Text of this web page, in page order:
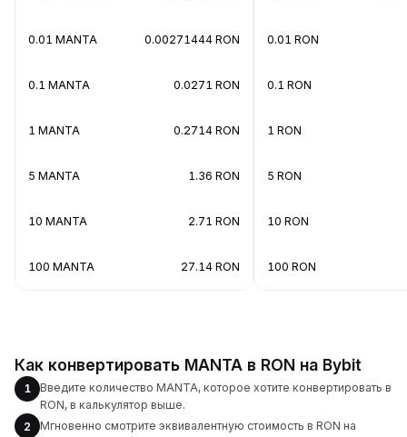
0.01 MANTA 0.00271444 RON
0.1 MANTA 0.0271 RON
1 MANTA 0.2714 RON
5 MANTA 1.36 RON
10 MANTA 2.71 RON
100 MANTA 27.14 RON
0.01 RON
0.1 RON
1 RON
5 RON
10 RON
100 RON
Как конвертировать MANTA в RON на Bybit
1
Введите количество MANTA, которое хотите конвертировать в
RON, в калькулятор выше.
2
Мгновенно смотрите эквивалентную стоимость в RON на